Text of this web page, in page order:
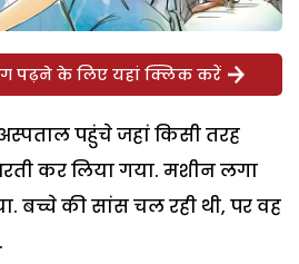
पढ़ने के लिए यहां क्लिक करें
पहुंचे जहां किसी तरह
कर लिया गया. मशीन लगा
बच्चे की सांस चल रही थी, पर वह